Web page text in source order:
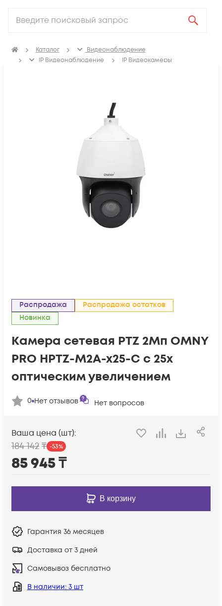
Каталог
Видеонаблюдение
IP Видеонаблюдение
IP Видеокамеры
Распродажа
Распродажа остатков
Новинка
Камера сетевая PTZ 2Мп OMNY
PRO HPTZ-M2A-x25-C с 25x
оптическим увеличением
0 Нет отзывов Нет вопросов
Ваша цена (шт):
184 142 ₸ -53%
85 945₸
В корзину
Гарантия 36 месяцев
Доставка от 3 дней
Самовывоз бесплатно
В наличии: 3 шт